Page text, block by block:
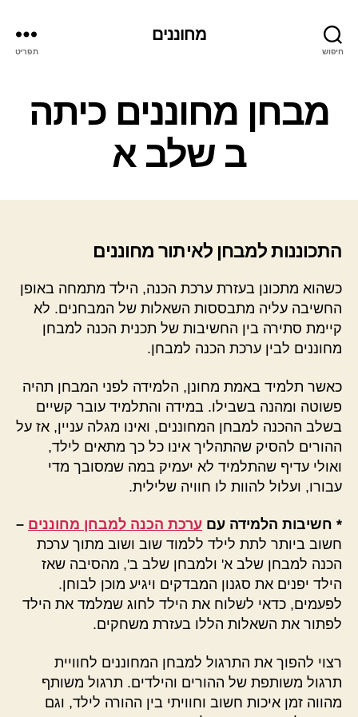
חיפוש
מחוננים
תפריט
קטגוריות
מבחן מחוננים כיתה
ב שלב א
התכוננות למבחן לאיתור מחוננים
כשהוא מתכונן בעזרת ערכת הכנה, הילד מתמחה באופן
החשיבה עליה מתבססות השאלות של המבחנים. לא
קיימת סתירה בין החשיבות של תכנית הכנה למבחן
מחוננים לבין ערכת הכנה למבחן.
כאשר תלמיד באמת מחונן, הלמידה לפני המבחן תהיה
פשוטה ומהנה בשבילו. במידה והתלמיד עובר קשיים
בשלב ההכנה למבחן המחוננים, ואינו מגלה עניין, אז על
ההורים להסיק שהתהליך אינו כל כך מתאים לילד,
ואולי עדיף שהתלמיד לא יעמיק במה שמסובך מדי
עבורו, ועלול להוות לו חוויה שלילית.
* חשיבות הלמידה עם ערכת הכנה למבחן מחוננים –
חשוב ביותר לתת לילד ללמוד שוב ושוב מתוך ערכת
הכנה למבחן שלב א' ולמבחן שלב ב', מהסיבה שאז
הילד יפנים את סגנון המבדקים ויגיע מוכן לבוחן.
לפעמים, כדאי לשלוח את הילד לחוג שמלמד את הילד
לפתור את השאלות הללו בעזרת משחקים.
רצוי להפוך את התרגול למבחן המחוננים לחוויית
תרגול משותפת של ההורים והילדים. תרגול משותף
מהווה זמן איכות חשוב וחוויתי בין ההורה לילד, וגם